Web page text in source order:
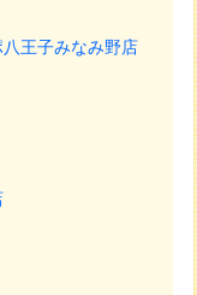
王子みなみ野店